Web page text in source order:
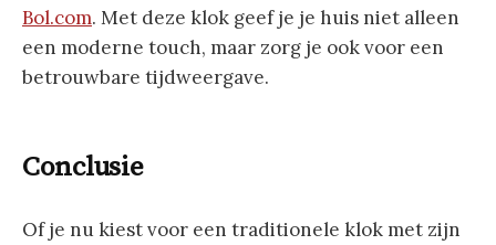
Bol.com. Met deze klok geef je je huis niet alleen
een moderne touch, maar zorg je ook voor een
betrouwbare tijdweergave.
Conclusie
Of je nu kiest voor een traditionele klok met zijn